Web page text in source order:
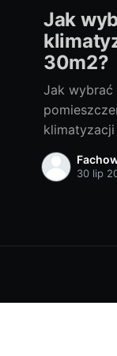
Jak
30m2?
Jak wybrać
pytaniem,
jaki
naszego
30 lip